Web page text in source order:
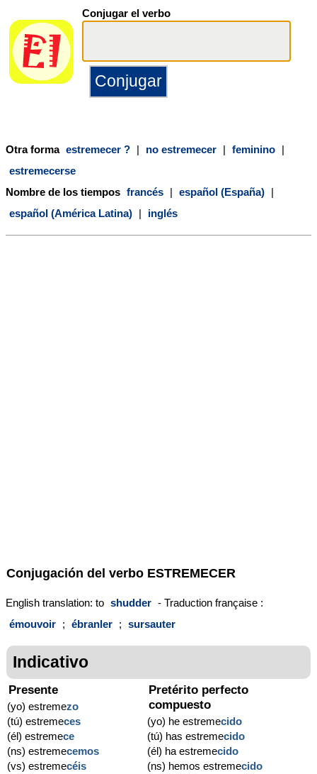
Conjugar el verbo
Otra forma estremecer ? | no estremecer | feminino |
estremecerse
Nombre de los tiempos francés | español (España) |
español (América Latina) | inglés
Conjugación del verbo ESTREMECER
English translation: to shudder - Traduction française :
émouvoir ; ébranler ; sursauter
Indicativo
Presente
(yo) estremezo
(tú) estremeces
(él) estremece
(ns) estremecemos
(vs) estremecéis
Pretérito perfecto
compuesto
(yo) he estremecido
(tú) has estremecido
(él) ha estremecido
(ns) hemos estremecido